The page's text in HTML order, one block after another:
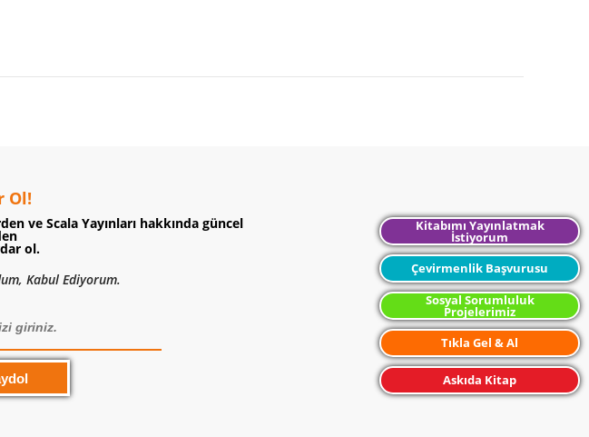
Ol!
ve Scala Yayınları hakkında güncel
ol.
Kabul Ediyorum.
Kitabımı Yayınlatmak
İstiyorum
Çevirmenlik Başvurusu
Sosyal Sorumluluk
Projelerimiz
Tıkla Gel & Al
Askıda Kitap